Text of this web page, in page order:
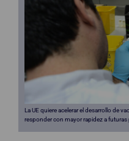
La UE quiere acelerar el desarrollo de
responder con mayor rapidez a futuras